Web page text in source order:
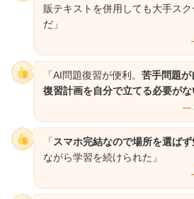
販テキストを併用しても大手ス
だ」
「AI問題復習が便利。 苦手問題が
復習計画を自分で立てる必要がな
—
「スマホ完結なので場所を選ば
ながら学習を続けられた」